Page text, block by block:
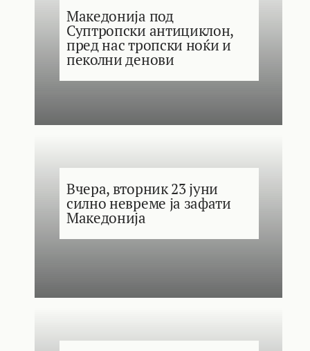
Македонија под
Суптропски антициклон,
пред нас тропски ноќи и
пеколни денови
Вчера, вторник 23 јуни
силно невреме ја зафати
Македонија